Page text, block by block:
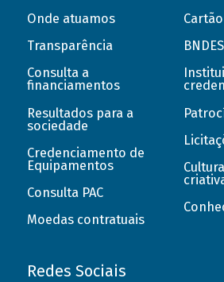
Onde atuamos
Transparência
Consulta a
financiamentos
Resultados para a
sociedade
Credenciamento de
Equipamentos
Consulta PAC
Moedas contratuais
Redes Sociais